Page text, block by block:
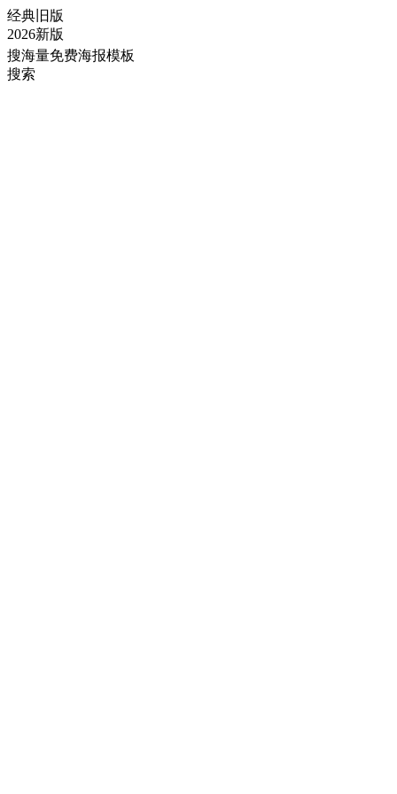
经典旧版
2026新版
搜海量免费海报模板
搜索